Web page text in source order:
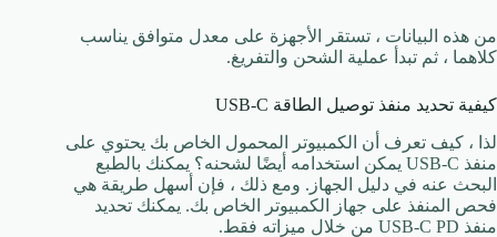
من هذه البيانات ، تستقر الأجهزة على معدل متوافق يناسب
كلاهما ، ثم تبدأ عملية الشحن والتفريغ.
كيفية تحديد منفذ توصيل الطاقة USB-C
لذا ، كيف تعرف أن الكمبيوتر المحمول الخاص بك يحتوي على
منفذ USB-C يمكن استخدامه أيضًا لشحنه؟ يمكنك بالطبع
البحث عنه في دليل الجهاز. ومع ذلك ، فإن أسهل طريقة هي
فحص المنفذ على جهاز الكمبيوتر الخاص بك. يمكنك تحديد
منفذ USB-C PD من خلال ميزاته فقط.